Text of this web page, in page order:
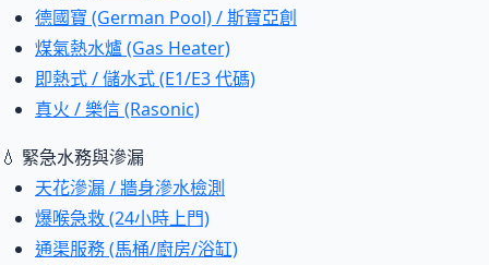
德國寶 (German Pool) / 斯寶亞創
煤氣熱水爐 (Gas Heater)
即熱式 / 儲水式 (E1/E3 代碼)
真火 / 樂信 (Rasonic)
💧 緊急水務與滲漏
天花滲漏 / 牆身滲水檢測
爆喉急救 (24小時上門)
通渠服務 (馬桶/廚房/浴缸)